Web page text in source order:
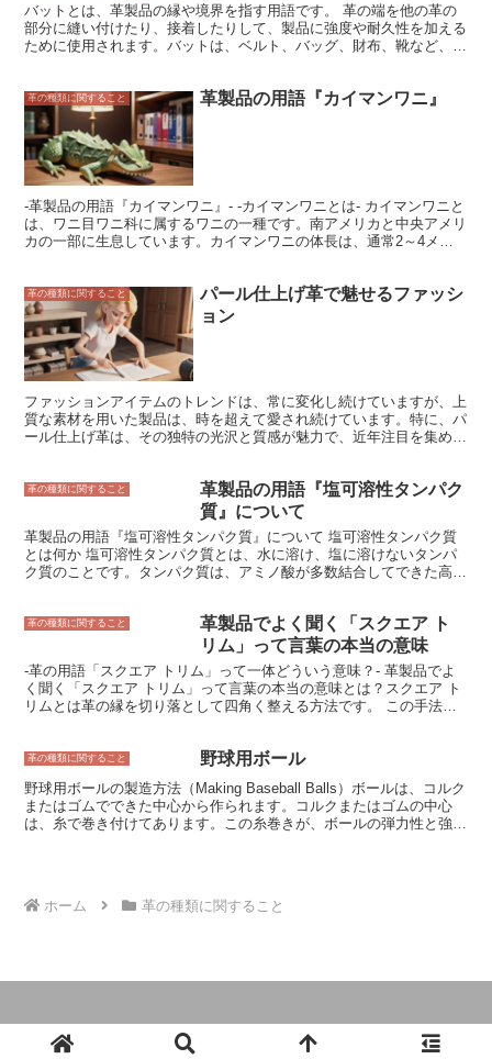
バットとは、革製品の縁や境界を指す用語です。 革の端を他の革の
部分に縫い付けたり、接着したりして、製品に強度や耐久性を加える
ために使用されます。バットは、ベルト、バッグ、財布、靴など、さ
で作られたバットは、曲線や複雑な形状に縫い付けるのに適していま
す。厚く硬い革で作られたバットは、強度や耐久性を必要とする製品
に使用されます。 バットは、革製品の重要な部分であり、製品の強
度、耐久性、外観に影響を与えます。適切なバットを使用すること
で、革製品の寿命を延ばし、美観を保つことができます。
革の種類に関すること 革製品の用語『カイマンワニ』
-革製品の用語『カイマンワニ』- -カイマンワニとは- カイマンワニと
は、ワニ目ワニ科に属するワニの一種です。南アメリカと中央アメリ
カの一部に生息しています。カイマンワニの体長は、通常2～4メー
ます。カイマンワニの皮革は、独特の斑紋と美しい光沢が特徴で、高
級バッグや財布、靴などに使用されます。
革の種類に関すること
パール仕上げ革で魅せるファッシ
ョン
ファッションアイテムのトレンドは、常に変化し続けていますが、上
質な素材を用いた製品は、時を超えて愛され続けています。特に、パ
ール仕上げ革は、その独特の光沢と質感が魅力で、近年注目を集めて
す。また、パール仕上げ革は、一般的な革よりも柔らかく、肌触りが
良いのも特徴です。そのため、ファッションアイテムに用いること
で、着心地の良さを実現することができます。 さらに、パール仕上
げ革は、耐久性に優れているのもポイントです。パール仕上げの加工
によって、革の表面が強化され、キズや汚れがつきにくくなっていま
す。そのため、長期間愛用することができるのもパール仕上げ革の魅
様々なファッションアイテムに使用されています。バッグ、財布、
靴、服など、幅広いアイテムでパール仕上げ革を見ることができま
す。また、パール仕上げ革は、インテリアアイテムとしても人気が高
く、ソファや椅子、クッションカバーなどにも用いられています。
革の種類に関すること
革製品の用語『塩可溶性タンパク
質』について
革製品の用語『塩可溶性タンパク質』について 塩可溶性タンパク質
とは何か 塩可溶性タンパク質とは、水に溶け、塩に溶けないタンパ
ク質のことです。タンパク質は、アミノ酸が多数結合してできた高分
の製造工程で重要な役割を果たしています。 革の製造工程では、牛
や豚などの動物の皮を塩漬けにして加工します。この塩漬けを行うこ
とで、皮の中のタンパク質が塩可溶性タンパク質に変化し、皮が腐敗
するのを防ぐことができます。また、塩可溶性タンパク質は、皮を柔
らかくし、加工しやすくする効果もあります。 塩可溶性タンパク質
は、革の製造工程だけでなく、食品加工や医薬品製造など、様々な分
革の種類に関すること
革製品でよく聞く「スクエア ト
リム」って言葉の本当の意味
-革の用語「スクエア トリム」って一体どういう意味？- 革製品でよ
く聞く「スクエア トリム」って言葉の本当の意味とは？スクエア ト
リムとは革の縁を切り落として四角く整える方法です。 この手法
トなど、様々な革製品に使用されています。スクエア トリムは、革
す。
革の種類に関すること 野球用ボール
野球用ボールの製造方法（Making Baseball Balls）ボールは、コルク
またはゴムでできた中心から作られます。コルクまたはゴムの中心
は、糸で巻き付けてあります。この糸巻きが、ボールの弾力性と強度
って行われます。熟練した職人は、ボールの重量、大きさ、弾力性、
クとゴムでできています。合成素材のボールは、天然素材のボールよ
製法です。ハンドステッチ製法では、熟練した職人が、ボールの表面
にステッチを縫い付けていきます。ハンドステッチ製法で作られたボ
ホーム 革の種類に関すること
© 2024 革製品とオーダーのガイドブック.